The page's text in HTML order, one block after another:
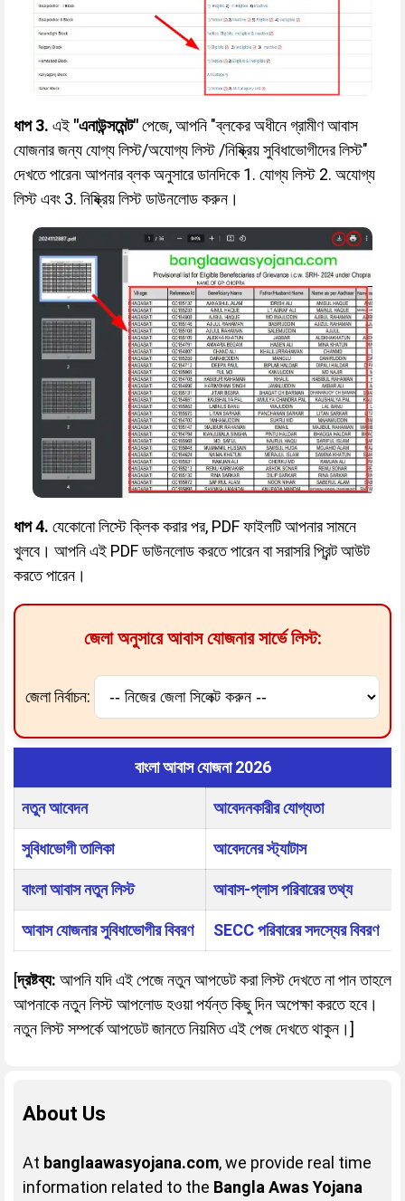
ধাপ 3. এই"এনাউন্সমেন্ট"পেজে, আপনি "ব্লকের অধীনে গ্রামীণ আবাস
যোজনার জন্য যোগ্য লিস্ট/অযোগ্য লিস্ট /নিষ্ক্রিয় সুবিধাভোগীদের লিস্ট"
দেখতে পারেন৷ আপনার ব্লক অনুসারে ডানদিকে 1. যোগ্য লিস্ট 2. অযোগ্য
লিস্ট এবং 3. নিষ্ক্রিয় লিস্ট ডাউনলোড করুন।
ধাপ 4. যেকোনো লিস্টে ক্লিক করার পর, PDF ফাইলটি আপনার সামনে
খুলবে। আপনি এই PDF ডাউনলোড করতে পারেন বা সরাসরি প্রিন্ট আউট
করতে পারেন।
জেলা অনুসারে আবাস যোজনার সার্ভে লিস্ট:
জেলা নির্বাচন:
বাংলা আবাস যোজনা 2026
নতুন আবেদন আবেদনকারীর যোগ্যতা
সুবিধাভোগী তালিকা আবেদনের স্ট্যাটাস
বাংলা আবাস নতুন লিস্ট আবাস-প্লাস পরিবারের তথ্য
আবাস যোজনার সুবিধাভোগীর বিবরণ SECC পরিবারের সদস্যের বিবরণ
[দ্রষ্টব্য: আপনি যদি এই পেজে নতুন আপডেট করা লিস্ট দেখতে না পান তাহলে
আপনাকে নতুন লিস্ট আপলোড হওয়া পর্যন্ত কিছু দিন অপেক্ষা করতে হবে।
নতুন লিস্ট সম্পর্কে আপডেট জানতে নিয়মিত এই পেজ দেখতে থাকুন।]
About Us
At banglaawasyojana.com, we provide real time
information related to the Bangla Awas Yojana